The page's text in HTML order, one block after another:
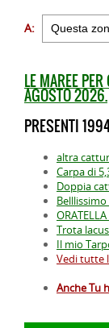
A:
LE MAREE
AGOSTO 2026.
PRESENTI
altra
Carpa di
Doppia
Trota
Il mio
Vedi tutte
Anche Tu